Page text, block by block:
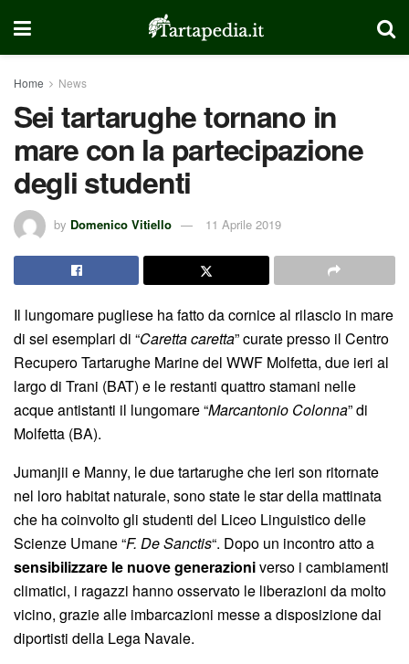
Home News
Sei tartarughe tornano in
mare con la partecipazione
degli studenti
by Domenico Vitiello 11 Aprile 2019
Il lungomare pugliese ha fatto da cornice al rilascio in mare
di sei esemplari di “Caretta caretta” curate presso il Centro
Recupero Tartarughe Marine del WWF Molfetta, due ieri al
largo di Trani (BAT) e le restanti quattro stamani nelle
acque antistanti il lungomare “Marcantonio Colonna” di
Molfetta (BA).
Jumanjii e Manny, le due tartarughe che ieri son ritornate
nel loro habitat naturale, sono state le star della mattinata
che ha coinvolto gli studenti del Liceo Linguistico delle
Scienze Umane “F. De Sanctis“. Dopo un incontro atto a
sensibilizzare le nuove generazioniverso i cambiamenti
climatici, i ragazzi hanno osservato le liberazioni da molto
vicino, grazie alle imbarcazioni messe a disposizione dai
diportisti della Lega Navale.